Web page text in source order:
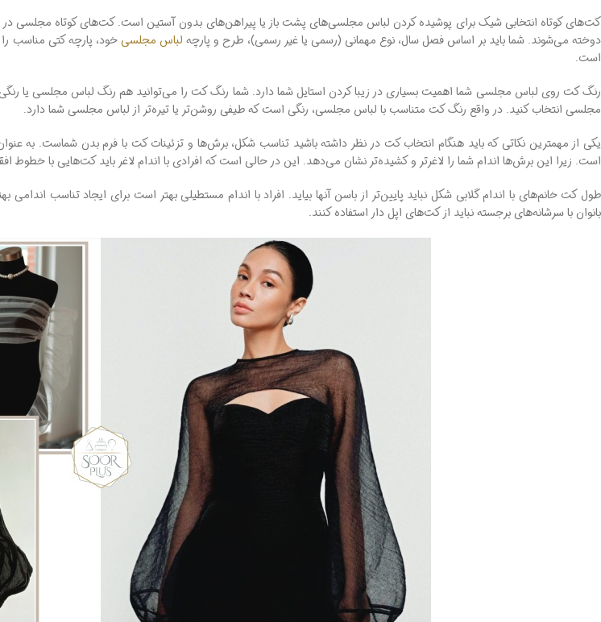
کت‌های کوتاه انتخابی‌ شیک برای پوشیده کردن لباس مجلسی‌های پشت باز یا پیراهن‌های بدون آستین است. کت‌های کوتاه مجلسی در
دوخته می‌شوند. شما باید بر اساس فصل سال، نوع مهمانی (رسمی یا غیر رسمی)، طرح و پارچه لباس مجلسیخود، پارچه کتی مناسب را
است.
رنگ کت روی لباس مجلسی شما اهمیت بسیاری در زیبا کردن استایل شما دارد. شما رنگ کت را می‌توانید هم رنگ لباس مجلسی یا
مجلسی انتخاب کنید. در واقع رنگ کت متناسب با لباس مجلسی، رنگی است که طیفی روشن‌تر یا تیره‌تر از لباس مجلسی شما دارد.
یکی از مهمترین نکاتی که باید هنگام انتخاب کت در نظر داشته باشید تناسب شکل، برش‌ها و تزئینات کت با فرم بدن شماست. به
است. زیرا این برش‌ها اندام شما را لاغرتر و کشیده‌تر نشان می‌دهد. این در حالی است که افرادی با اندام لاغر باید کت‌هایی با خطوط
طول کت خانم‌های با اندام گلابی شکل نباید پایین‌تر از باسن آنها بیاید. افراد با اندام مستطیلی بهتر است برای ایجاد تناسب اندامی
بانوان با سرشانه‌های برجسته نباید از کت‌های اپل‌ دار استفاده کنند.